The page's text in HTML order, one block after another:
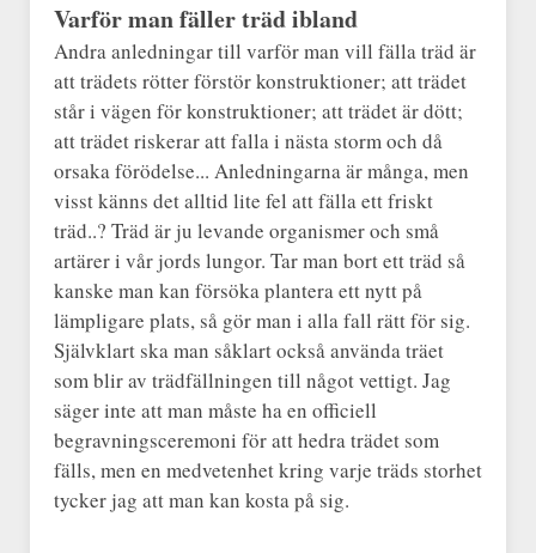
Varför man fäller träd ibland
Andra anledningar till varför man vill fälla träd är
att trädets rötter förstör konstruktioner; att trädet
står i vägen för konstruktioner; att trädet är dött;
att trädet riskerar att falla i nästa storm och då
orsaka förödelse... Anledningarna är många, men
visst känns det alltid lite fel att fälla ett friskt
träd..? Träd är ju levande organismer och små
artärer i vår jords lungor. Tar man bort ett träd så
kanske man kan försöka plantera ett nytt på
lämpligare plats, så gör man i alla fall rätt för sig.
Självklart ska man såklart också använda träet
som blir av trädfällningen till något vettigt. Jag
säger inte att man måste ha en officiell
begravningsceremoni för att hedra trädet som
fälls, men en medvetenhet kring varje träds storhet
tycker jag att man kan kosta på sig.